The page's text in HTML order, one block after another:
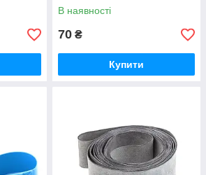
В наявності
70 ₴
Купити